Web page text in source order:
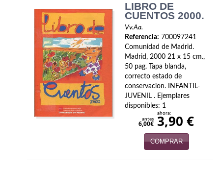
LIBRO DE
CUENTOS 2000.
Vv.Aa.
Referencia: 700097241
Comunidad de Madrid.
Madrid, 2000 21 x 15 cm.,
50 pag. Tapa blanda,
correcto estado de
conservacion. INFANTIL-
JUVENIL . Ejemplares
disponibles: 1
antes
6,00€
ahora:
3,90 €
COMPRAR